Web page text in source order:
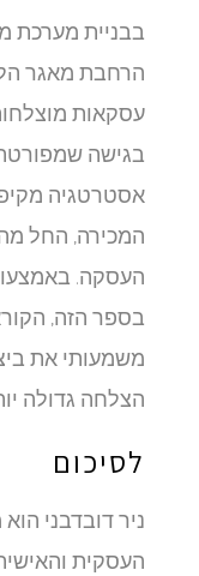
בבניית מערכת
הרחבת מאגר
עסקאות
בגישה שמפורטת
אסטרטגיה
המכירה, החל
העסקה.
בספר הזה,
משמעותי את
הצלחה גדולה
לסיכום
ניר דובדבני
העסקית